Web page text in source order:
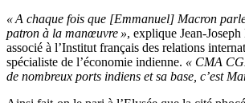
« A chaque fois que [Emmanuel] Macron
patron à la manœuvre », explique Jean-
associé à l’Institut français des relations
spécialiste de l’économie indienne. « CMA
de nombreux ports indiens et sa base, c’est